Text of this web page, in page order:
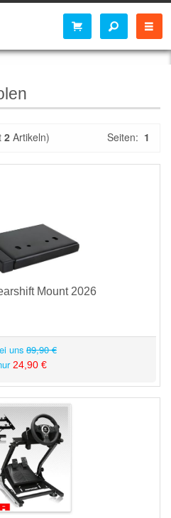
2 Artikeln) Seiten: 1
Mount 2026
uns 89,90 €
24,90 €